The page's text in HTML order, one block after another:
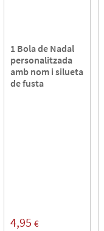
1 Bola de Nadal
personalitzada
amb nom i silueta
de fusta
4,95 €